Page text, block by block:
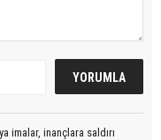
imalar, inançlara saldırı